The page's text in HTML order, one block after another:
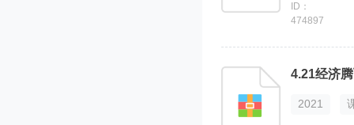
ID：
474897
4.21经济
2021